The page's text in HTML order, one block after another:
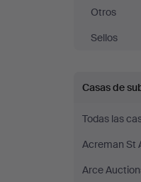
Otros
Sellos
Casas de
Todas las
Acreman St
Arce